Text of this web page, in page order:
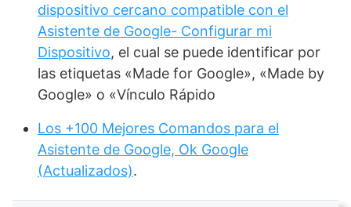
dispositivo cercano compatible con el
Asistente de Google- Configurar mi
Dispositivo, el cual se puede identificar por
las etiquetas «Made for Google», «Made by
Google» o «Vínculo Rápido
Los +100 Mejores Comandos para el
Asistente de Google, Ok Google
(Actualizados).